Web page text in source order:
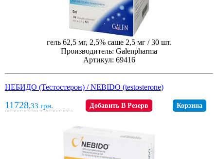
гель 62,5 мг, 2,5% саше 2,5 мг / 30 шт.
Производитель: Galenpharma
Артикул: 69416
НЕБИДО (Тестостерон) / NEBIDO (testosterone)
11728,33 грн. Добавить В Резерв Корзина